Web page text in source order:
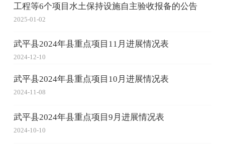
工程等6个项目水土保持设施自主验收报备的公告
2025-01-02
武平县2024年县重点项目11月进展情况表
2024-12-10
武平县2024年县重点项目10月进展情况表
2024-11-08
武平县2024年县重点项目9月进展情况表
2024-10-10